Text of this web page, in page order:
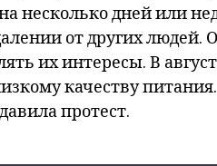
несколько дней или
от других людей.
их интересы. В
качеству
протест.